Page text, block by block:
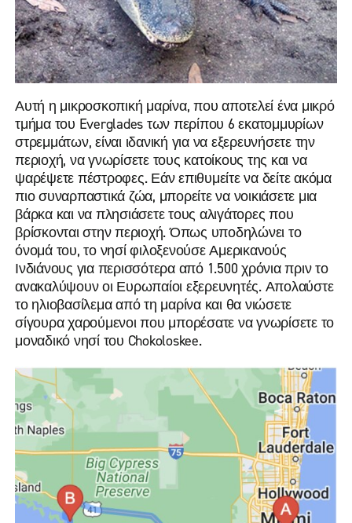
Αυτή η μικροσκοπική μαρίνα, που αποτελεί ένα μικρό
τμήμα του Everglades των περίπου 6 εκατομμυρίων
στρεμμάτων, είναι ιδανική για να εξερευνήσετε την
περιοχή, να γνωρίσετε τους κατοίκους της και να
ψαρέψετε πέστροφες. Εάν επιθυμείτε να δείτε ακόμα
πιο συναρπαστικά ζώα, μπορείτε να νοικιάσετε μια
βάρκα και να πλησιάσετε τους αλιγάτορες που
βρίσκονται στην περιοχή. Όπως υποδηλώνει το
όνομά του, το νησί φιλοξενούσε Αμερικανούς
Ινδιάνους για περισσότερα από 1.500 χρόνια πριν το
ανακαλύψουν οι Ευρωπαίοι εξερευνητές. Απολαύστε
το ηλιοβασίλεμα από τη μαρίνα και θα νιώσετε
σίγουρα χαρούμενοι που μπορέσατε να γνωρίσετε το
μοναδικό νησί του Chokoloskee.